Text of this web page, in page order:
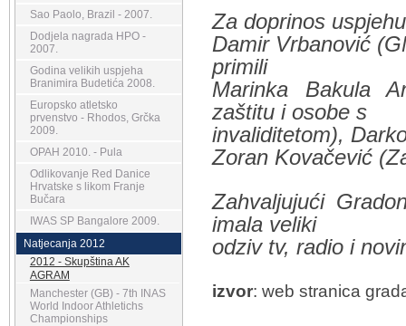
Za doprinos
Damir Vrbanović
primili
Marinka Bakula
zaštitu i osobe s
invaliditetom),
Zoran Kovačević
Zahvaljujući
imala veliki
odziv tv, radio i
izvor: web stranica
Sao Paolo, Brazil - 2007.
Dodjela nagrada HPO -
2007.
Godina velikih uspjeha
Branimira Budetića 2008.
Europsko atletsko
prvenstvo - Rhodos, Grčka
2009.
OPAH 2010. - Pula
Odlikovanje Red Danice
Hrvatske s likom Franje
Bučara
IWAS SP Bangalore 2009.
Natjecanja 2012
2012 - Skupština AK
AGRAM
Manchester (GB) - 7th INAS
World Indoor Athletichs
Championships